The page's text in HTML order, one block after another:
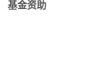
基金资助